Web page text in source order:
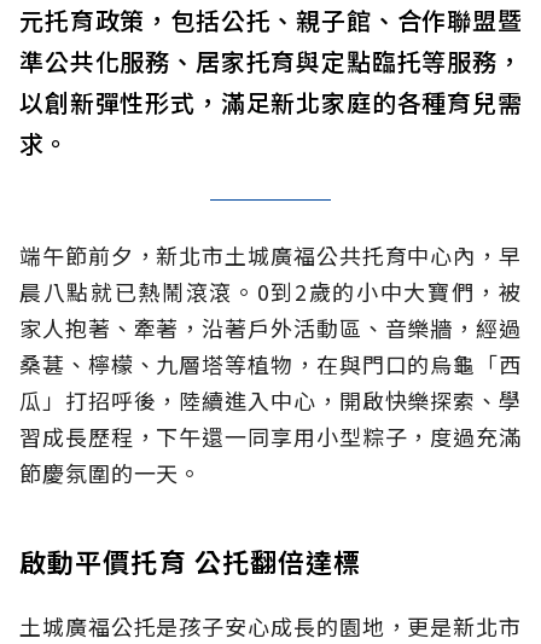
元托育政策，包括公托、親子館、合作聯盟暨
準公共化服務、居家托育與定點臨托等服務，
以創新彈性形式，滿足新北家庭的各種育兒需
求。
端午節前夕，新北市土城廣福公共托育中心內，早
晨八點就已熱鬧滾滾。0到2歲的小中大寶們，被
家人抱著、牽著，沿著戶外活動區、音樂牆，經過
桑葚、檸檬、九層塔等植物，在與門口的烏龜「西
瓜」打招呼後，陸續進入中心，開啟快樂探索、學
習成長歷程，下午還一同享用小型粽子，度過充滿
節慶氛圍的一天。
啟動平價托育 公托翻倍達標
土城廣福公托是孩子安心成長的園地，更是新北市